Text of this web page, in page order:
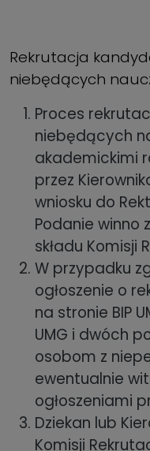
Rekrutacja
niebędących
Proces
niebędących
akademickimi
przez
wniosku do
Podanie winno
składu Komisji
W przypadku
ogłoszenie o
na stronie BIP
UMG i dwóch
osobom z
ewentualnie
ogłoszeniami
Dziekan lub
Komisji